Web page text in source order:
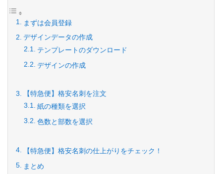
まずは会員登録
デザインデータの作成
テンプレートのダウンロード
デザインの作成
【特急便】格安名刺を注文
紙の種類を選択
色数と部数を選択
【特急便】格安名刺の仕上がりをチェック！
まとめ